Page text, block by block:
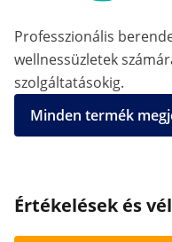
Professzionális
wellnessüzletek
szolgáltatásokig.
Minden termék
Értékelések és